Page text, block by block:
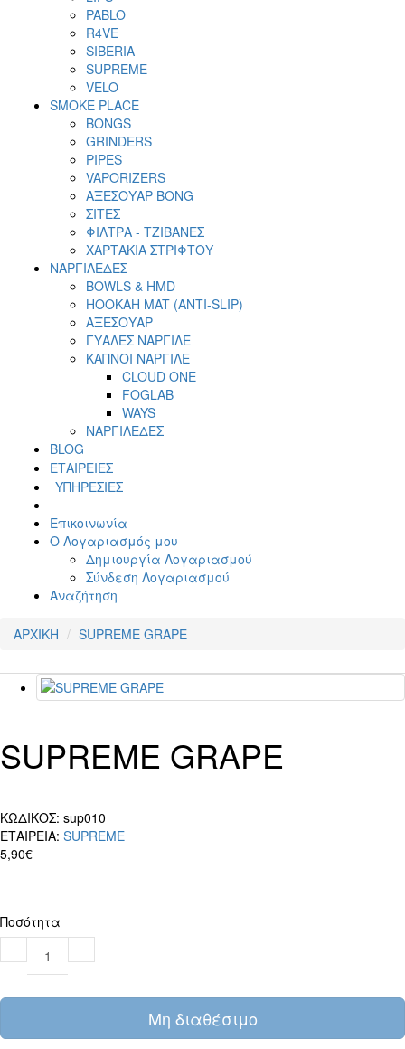
PABLO
R4VE
SIBERIA
SUPREME
VELO
SMOKE PLACE
BONGS
GRINDERS
PIPES
VAPORIZERS
ΑΞΕΣΟΥΑΡ BONG
ΣΙΤΕΣ
ΦΙΛΤΡΑ - ΤΖΙΒΑΝΕΣ
ΧΑΡΤΑΚΙΑ ΣΤΡΙΦΤΟΥ
ΝΑΡΓΙΛΕΔΕΣ
BOWLS & HMD
HOOKAH MAT (ANTI-SLIP)
ΑΞΕΣΟΥΑΡ
ΓΥΑΛΕΣ ΝΑΡΓΙΛΕ
ΚΑΠΝΟΙ ΝΑΡΓΙΛΕ
CLOUD ONE
FOGLAB
WAYS
ΝΑΡΓΙΛΕΔΕΣ
BLOG
ΕΤΑΙΡΕΙΕΣ
ΥΠΗΡΕΣΙΕΣ
Επικοινωνία
Ο Λογαριασμός μου
Δημιουργία Λογαριασμού
Σύνδεση Λογαριασμού
Αναζήτηση
ΑΡΧΙΚΗ SUPREME GRAPE
SUPREME GRAPE
ΚΩΔΙΚΟΣ: sup010
ΕΤΑΙΡΕΙΑ: SUPREME
5,90€
Ποσότητα
Μη διαθέσιμο